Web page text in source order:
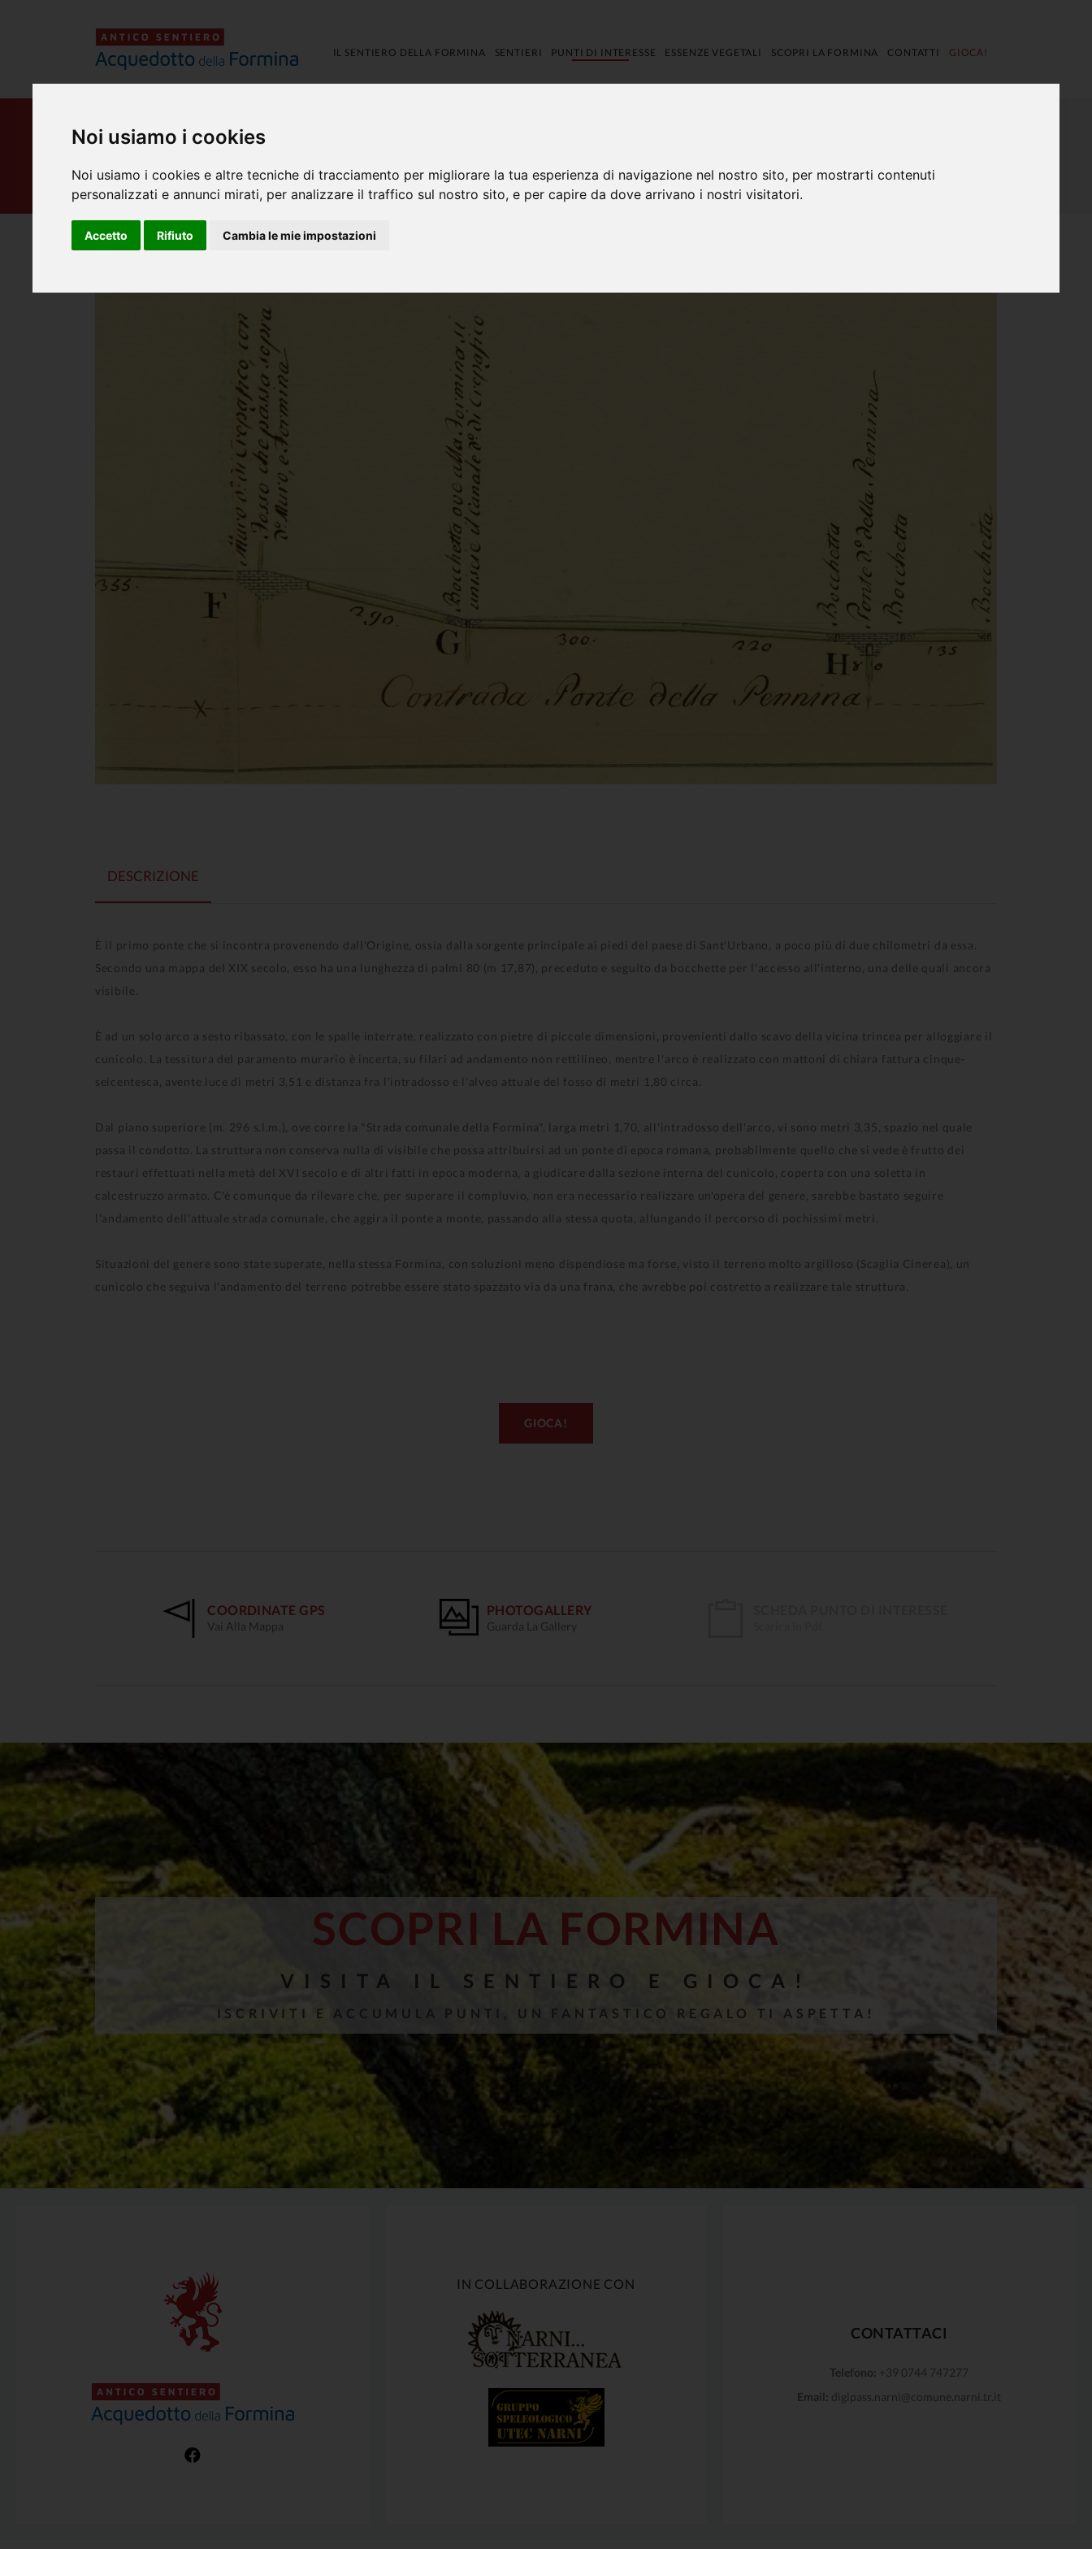
Noi usiamo i cookies
Noi usiamo i cookies e altre tecniche di tracciamento per migliorare la tua esperienza di navigazione nel nostro sito, per mostrarti contenuti
personalizzati e annunci mirati, per analizzare il traffico sul nostro sito, e per capire da dove arrivano i nostri visitatori.
Accetto Rifiuto Cambia le mie impostazioni
IL SENTIERO DELLA FORMINA SENTIERI PUNTI DI INTERESSE ESSENZE VEGETALI SCOPRI LA FORMINA CONTATTI GIOCA!
PONTE DI PENNINA
PONTE DI PENNINA
DESCRIZIONE
È il primo ponte che si incontra provenendo dall'Origine, ossia dalla sorgente principale ai piedi del paese di Sant'Urbano, a poco più di due chilometri da essa.
Secondo una mappa del XIX secolo, esso ha una lunghezza di palmi 80 (m 17,87), preceduto e seguito da bocchette per l'accesso all'interno, una delle quali ancora
visibile.
È ad un solo arco a sesto ribassato, con le spalle interrate, realizzato con pietre di piccole dimensioni, provenienti dallo scavo della vicina trincea per alloggiare il
cunicolo. La tessitura del paramento murario è incerta, su filari ad andamento non rettilineo, mentre l'arco è realizzato con mattoni di chiara fattura cinque-
seicentesca, avente luce di metri 3,51 e distanza fra l'intradosso e l'alveo attuale del fosso di metri 1,80 circa.
Dal piano superiore (m. 296 s.l.m.), ove corre la "Strada comunale della Formina", larga metri 1,70, all'intradosso dell'arco, vi sono metri 3,35, spazio nel quale
passa il condotto. La struttura non conserva nulla di visibile che possa attribuirsi ad un ponte di epoca romana, probabilmente quello che si vede è frutto dei
restauri effettuati nella metà del XVI secolo e di altri fatti in epoca moderna, a giudicare dalla sezione interna del cunicolo, coperta con una soletta in
calcestruzzo armato. C'è comunque da rilevare che, per superare il compluvio, non era necessario realizzare un'opera del genere, sarebbe bastato seguire
l'andamento dell'attuale strada comunale, che aggira il ponte a monte, passando alla stessa quota, allungando il percorso di pochissimi metri.
Situazioni del genere sono state superate, nella stessa Formina, con soluzioni meno dispendiose ma forse, visto il terreno molto argilloso (Scaglia Cinerea), un
cunicolo che seguiva l'andamento del terreno potrebbe essere stato spazzato via da una frana, che avrebbe poi costretto a realizzare tale struttura.
GIOCA!
COORDINATE GPS
Vai Alla Mappa
PHOTOGALLERY
Guarda La Gallery
SCOPRI LA FORMINA
VISITA IL SENTIERO E GIOCA!
ISCRIVITI E ACCUMULA PUNTI, UN FANTASTICO REGALO TI ASPETTA!
IN COLLABORAZIONE CON
CONTATTACI
Telefono: +39 0744 747277
Email: digipass.narni@comune.narni.tr.it